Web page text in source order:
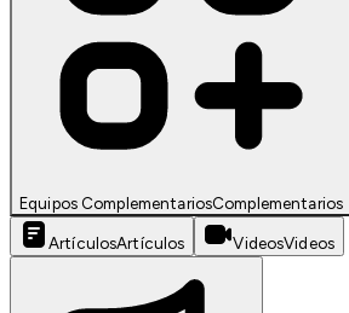
Equipos ComplementariosComplementarios
ArtículosArtículos VideosVideos